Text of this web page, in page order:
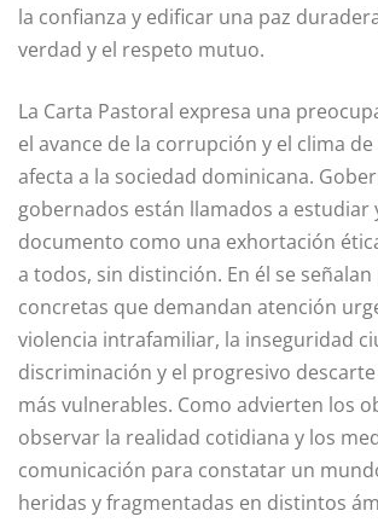
la confianza y edificar una paz
verdad y el respeto mutuo.
La Carta Pastoral expresa una
el avance de la corrupción y el clima
afecta a la sociedad dominicana.
gobernados están llamados a estudiar
documento como una exhortación
a todos, sin distinción. En él se
concretas que demandan atención
violencia intrafamiliar, la insegu­ridad
discriminación y el progre­sivo
más vulnerables. Como advierten los
observar la realidad cotidiana y los
comunicación para constatar un
heridas y fragmentadas en distintos